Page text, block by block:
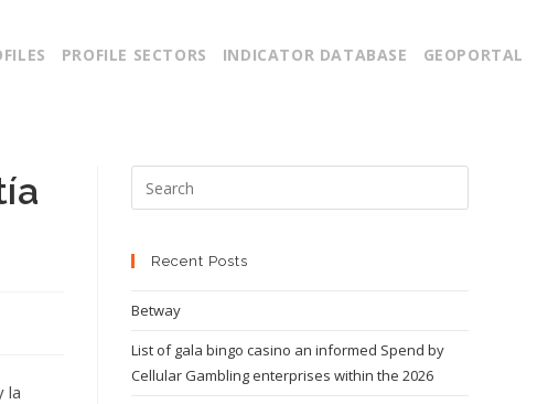
PROFILE SECTORS INDICATOR DATABASE GEOPORTAL
la
Recent Posts
Betway
List of gala bingo casino an informed Spend by
Cellular Gambling enterprises within the 2026